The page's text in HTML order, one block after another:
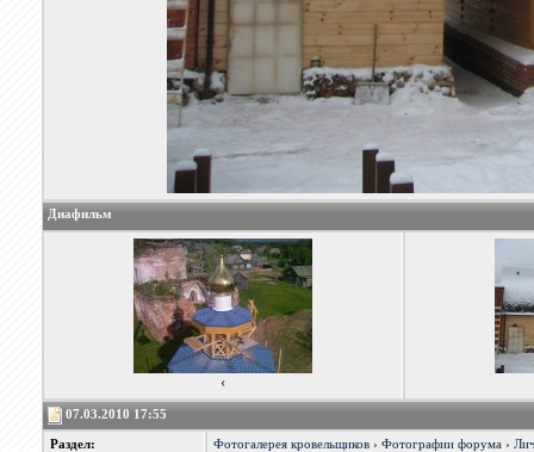
Диафильм
‹
07.03.2010 17:55
Раздел: Фотогалерея кровельщиков› Фотографии форума›